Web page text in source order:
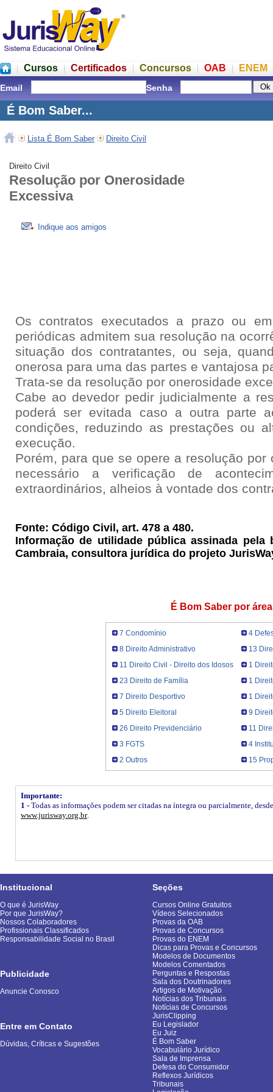
Cursos Certificados Concursos OAB ENEM
Email Senha
É Bom Saber...
Lista É Bom Saber Direito Civil
Direito Civil
Resolução por Onerosidade
Excessiva
Indique aos amigos
Os contratos executados a prazo ou
periódicas admitem sua resolução na
situação dos contratantes, ou seja,
onerosa para uma das partes e vantajosa
Trata-se da resolução por onerosidade
Cabe ao devedor pedir judicialmente a
poderá ser evitada caso a outra parte
condições, reduzindo as prestações ou
execução.
Porém, para que se opere a resolução por
necessário a verificação de
extraordinários, alheios à vontade dos
Fonte: Código Civil, art. 478 a 480.
Informação de utilidade pública assinada pela
Cambraia, consultora jurídica do projeto
É Bom Saber por
7 Condomínio
4
8 Direito Administrativo
13
11 Direito Civil - Direito dos Idosos
1
23 Direito de Família
1
7 Direito Desportivo
1
5 Direito Eleitoral
9
26 Direito Previdenciário
11
3 FGTS
4
2 Outros
15
Importante:
1 - Todas as informações podem ser citadas na íntegra ou parcialmente,
www.jurisway.org.br.
Institucional
O que é JurisWay
Por que JurisWay?
Nossos Colaboradores
Profissionais Classificados
Responsabilidade Social no Brasil
Publicidade
Anuncie Conosco
Entre em Contato
Dúvidas, Críticas e Sugestões
Seções
Cursos Online Gratuitos
Vídeos Selecionados
Provas da OAB
Provas de Concursos
Provas do ENEM
Dicas para Provas e Concursos
Modelos de Documentos
Modelos Comentados
Perguntas e Respostas
Sala dos Doutrinadores
Artigos de Motivação
Notícias dos Tribunais
Notícias de Concursos
JurisClipping
Eu Legislador
Eu Juiz
É Bom Saber
Vocabulário Jurídico
Sala de Imprensa
Defesa do Consumidor
Reflexos Jurídicos
Tribunais